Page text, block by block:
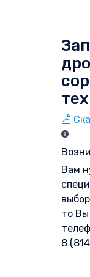
Вам
то
8